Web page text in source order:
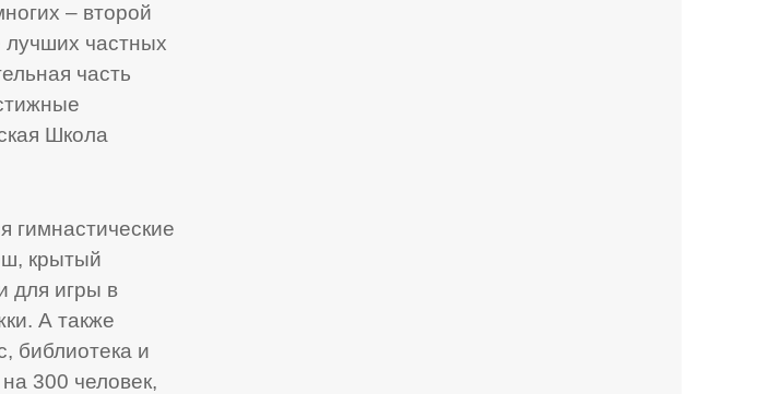
– второй
лучших частных
часть
Школа
гимнастические
крытый
для игры в
А также
библиотека и
300 человек,